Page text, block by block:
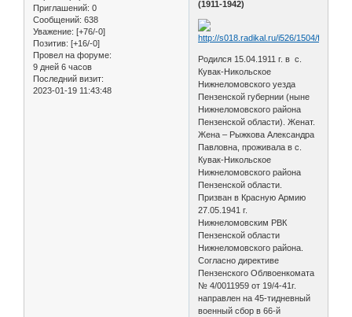
Приглашений: 0
Сообщений: 638
Уважение: [+76/-0]
Позитив: [+16/-0]
Провел на форуме:
9 дней 6 часов
Последний визит:
2023-01-19 11:43:48
(1911-1942)
Родился 15.04.1911 г. в с.
Кувак-Никольское
Нижнеломовского уезда
Пензенской губернии (ныне
Нижнеломовского района
Пензенской области). Женат.
Жена – Рыжкова Александра
Павловна, проживала в с.
Кувак-Никольское
Нижнеломовского района
Пензенской области.
Призван в Красную Армию
27.05.1941 г.
Нижнеломовским РВК
Пензенской области
Нижнеломовского района.
Согласно директиве
Пензенского Облвоенкомата
№ 4/0011959 от 19/4-41г.
направлен на 45-тидневный
военный сбор в 66-й